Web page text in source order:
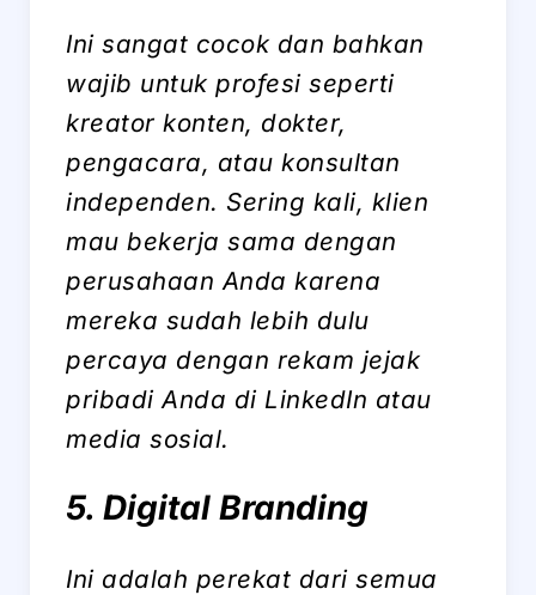
Ini sangat cocok dan bahkan
wajib untuk profesi seperti
kreator konten, dokter,
pengacara, atau konsultan
independen. Sering kali, klien
mau bekerja sama dengan
perusahaan Anda karena
mereka sudah lebih dulu
percaya dengan rekam jejak
pribadi Anda di LinkedIn atau
media sosial.
5. Digital Branding
Ini adalah perekat dari semua